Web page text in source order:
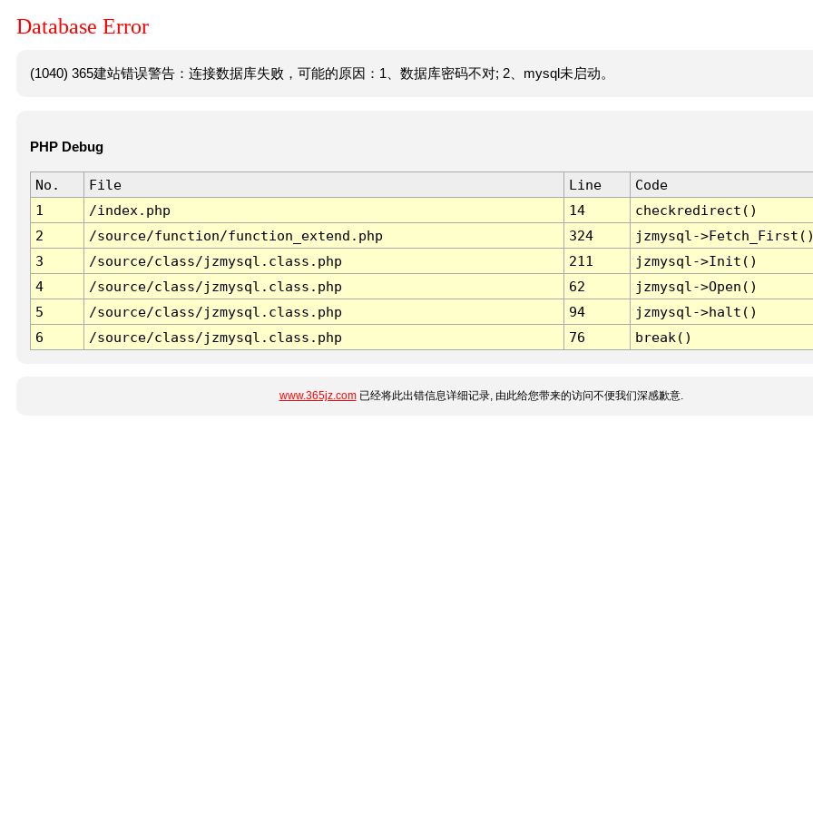
Database Error
(1040) 365建站错误警告：连接数据库失败，可能的原因：1、数据库密码不对; 2、mysql未启动。
PHP Debug
No. File Line
Code
1
/index.php 14
checkredirect()
2
/source/function/function_extend.php 324
jzmysql-
3
/source/class/jzmysql.class.php 211
jzmysql->Init()
4
/source/class/jzmysql.class.php 62
jzmysql->Open()
5
/source/class/jzmysql.class.php 94
jzmysql->halt()
6
/source/class/jzmysql.class.php 76 break()
www.365jz.com已经将此出错信息详细记录, 由此给您带来的访问不便我们深感歉意.